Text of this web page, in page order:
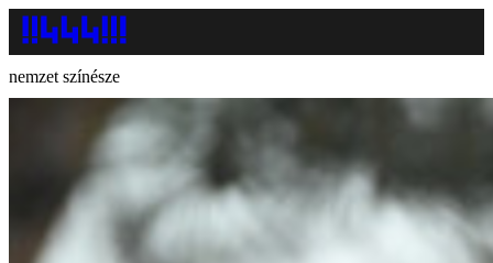
nemzet színésze